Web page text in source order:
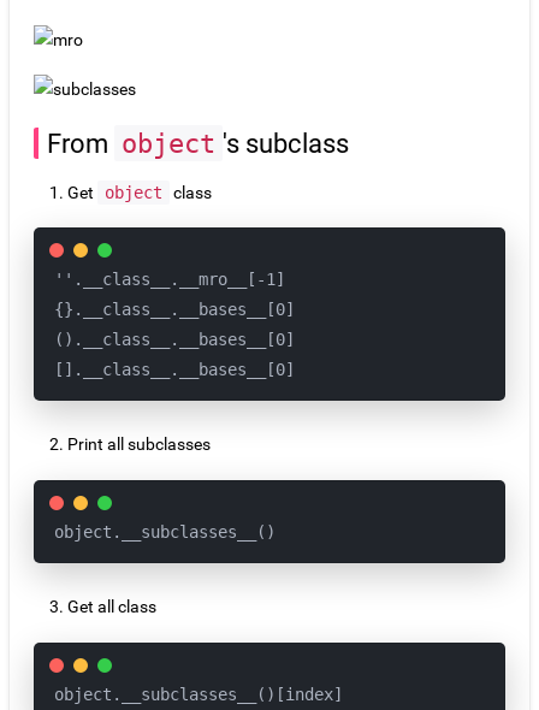
From object 's subclass
Get object class
''.__class__.__mro__[-1]
{}.__class__.__bases__[0]
().__class__.__bases__[0]
[].__class__.__bases__[0]
Print all subclasses
object.__subclasses__()
Get all class
object.__subclasses__()[index]